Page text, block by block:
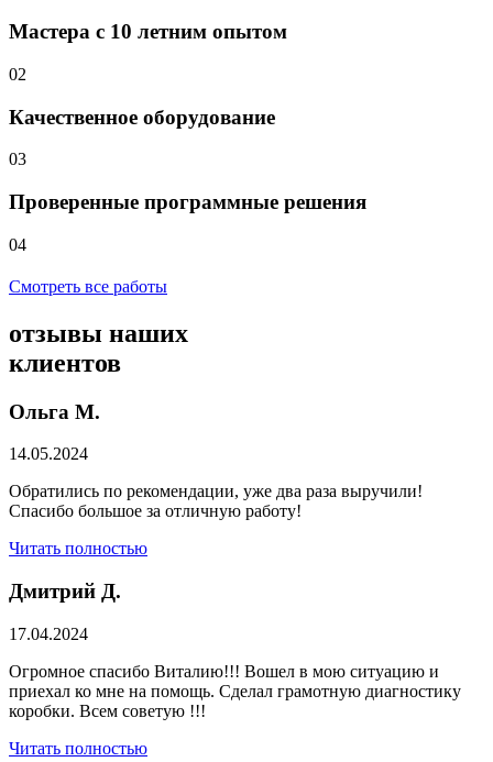
Мастера с 10 летним опытом
02
Качественное оборудование
03
Проверенные программные решения
04
Смотреть все работы
отзывы наших
клиентов
Ольга М.
14.05.2024
Обратились по рекомендации, уже два раза выручили!
Спасибо большое за отличную работу!
Читать полностью
Дмитрий Д.
17.04.2024
Огромное спасибо Виталию!!! Вошел в мою ситуацию и
приехал ко мне на помощь. Сделал грамотную диагностику
коробки. Всем советую !!!
Читать полностью